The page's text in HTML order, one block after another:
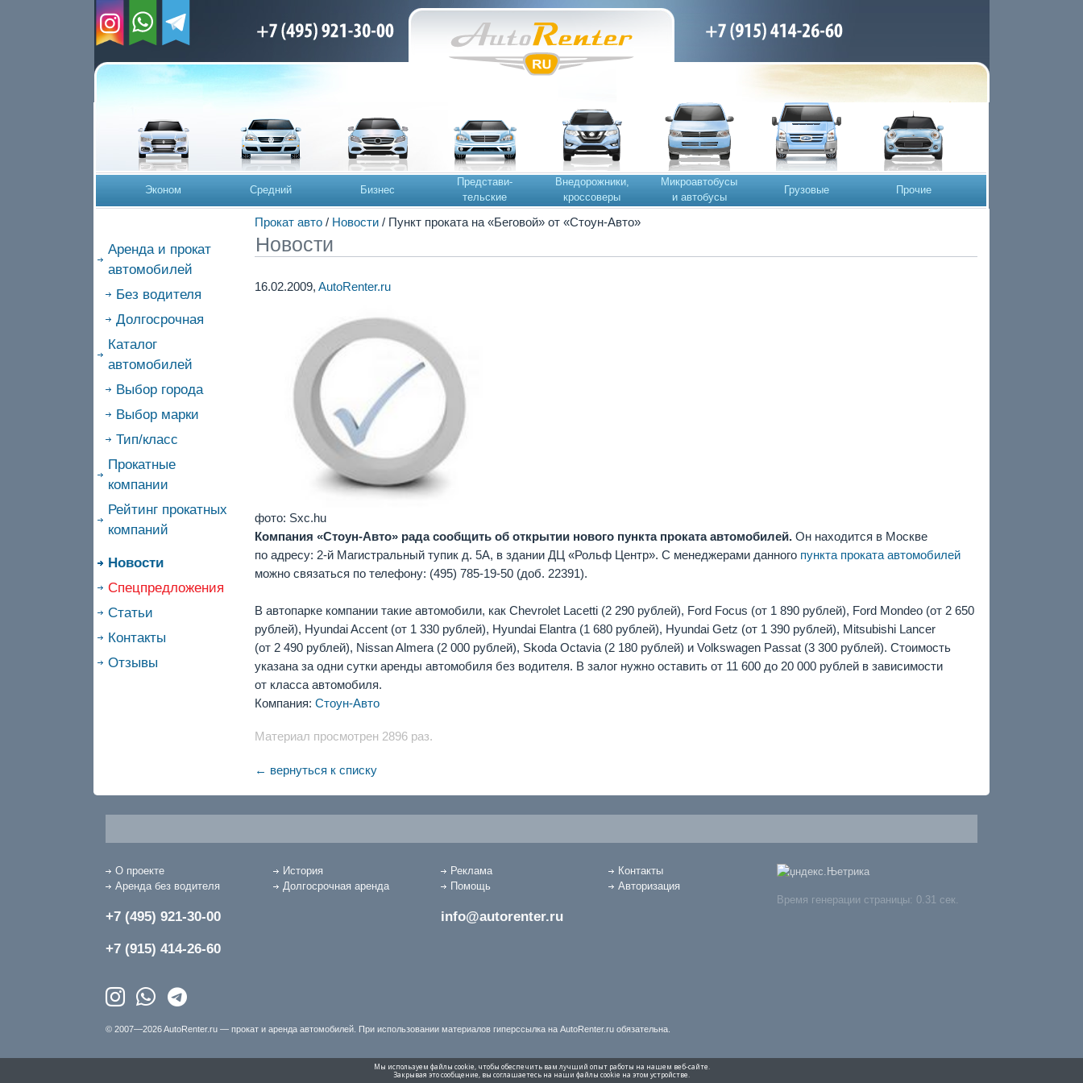
Эконом Средний Бизнес
Представи-
тельские
Внедорожники,
кроссоверы
Микроавтобусы
и автобусы
Грузовые Прочие
Прокат авто/ Новости/ Пункт проката на «Беговой» от «Стоун-Авто»
Аренда и прокат
автомобилей
Без водителя
Долгосрочная
Каталог
автомобилей
Выбор города
Выбор марки
Тип/класс
Прокатные
компании
Рейтинг прокатных
компаний
Новости
Спецпредложения
Статьи
Контакты
Отзывы
Новости
16.02.2009, AutoRenter.ru
фото: Sxc.hu
Компания «Стоун-Авто» рада сообщить об открытии нового пункта проката автомобилей. Он находится в Москве
по адресу: 2-й Магистральный тупик д. 5А, в здании ДЦ «Рольф Центр». С менеджерами данного пункта проката автомобилей
можно связаться по телефону: (495) 785-19-50(доб. 22391).
В автопарке компании такие автомобили, как Chevrolet Lacetti (2 290 рублей), Ford Focus (от 1 890 рублей), Ford Mondeo (от 2 650
рублей), Hyundai Accent (от 1 330 рублей), Hyundai Elantra (1 680 рублей), Hyundai Getz (от 1 390 рублей), Mitsubishi Lancer
(от 2 490 рублей), Nissan Almera (2 000 рублей), Skoda Octavia (2 180 рублей) и Volkswagen Passat (3 300 рублей). Стоимость
указана за одни сутки аренды автомобиля без водителя. В залог нужно оставить от 11 600 до 20 000 рублей в зависимости
от класса автомобиля.
Компания: Стоун-Авто
Материал просмотрен 2896 раз.
← вернуться к списку
О проекте История Реклама
Контакты
Аренда без водителя
Долгосрочная аренда Помощь Авторизация
+7 (495) 921-30-00
+7 (915) 414-26-60
info@autorenter.ru
© 2007—2026 AutoRenter.ru — прокат и аренда автомобилей. При использовании материалов гиперссылка на AutoRenter.ru обязательна.
Время генерации страницы: 0.31 сек.
Мы используем файлы cookie, чтобы обеспечить вам лучший опыт работы на нашем веб-сайте.
Закрывая это сообщение, вы соглашаетесь на наши файлы cookie на этом устройстве.